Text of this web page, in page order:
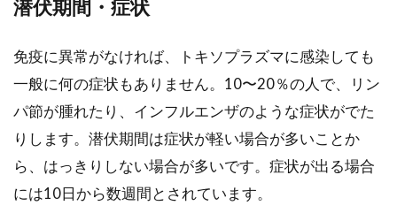
潜伏期間・症状
免疫に異常がなければ、トキソプラズマに感染しても
一般に何の症状もありません。10〜20％の人で、リン
パ節が腫れたり、インフルエンザのような症状がでた
りします。潜伏期間は症状が軽い場合が多いことか
ら、はっきりしない場合が多いです。症状が出る場合
には10日から数週間とされています。